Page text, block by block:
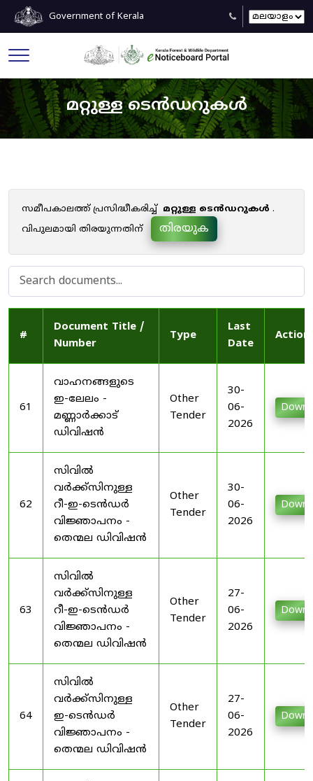
Government of Kerala
മറ്റുള്ള ടെൻഡറുകൾ
സമീപകാലത്ത് പ്രസിദ്ധീകരിച്ച് മറ്റുള്ള ടെൻഡറുകൾ .
വിപുലമായി തിരയുന്നതിന്
തിരയുക
#
Document Title /
Number
Type
Last
Date
61
വാഹനങ്ങളുടെ
ഇ-ലേലം -
മണ്ണാർക്കാട്
ഡിവിഷൻ
Other
Tender
30-
06-
2026
62
സിവിൽ
വർക്ക്സിനുള്ള
റീ-ഇ-ടെൻഡർ
വിജ്ഞാപനം -
തെന്മല ഡിവിഷൻ
Other
Tender
30-
06-
2026
63
സിവിൽ
വർക്ക്സിനുള്ള
റീ-ഇ-ടെൻഡർ
വിജ്ഞാപനം -
തെന്മല ഡിവിഷൻ
Other
Tender
27-
06-
2026
64
സിവിൽ
വർക്ക്സിനുള്ള
ഇ-ടെൻഡർ
വിജ്ഞാപനം -
തെന്മല ഡിവിഷൻ
Other
Tender
27-
06-
2026